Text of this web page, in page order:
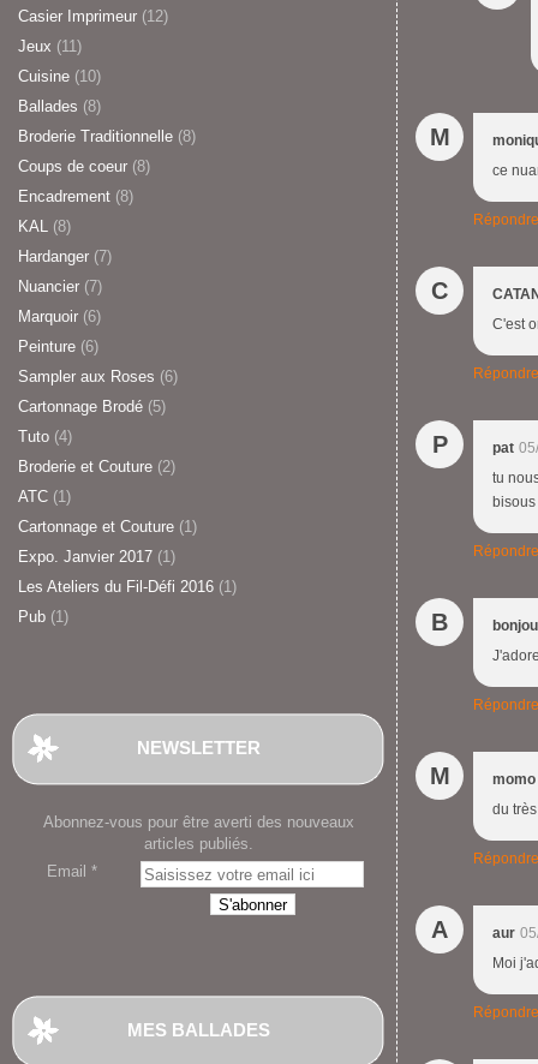
Casier Imprimeur (12)
Jeux (11)
Cuisine (10)
Ballades (8)
Broderie Traditionnelle (8)
Coups de coeur (8)
Encadrement (8)
KAL (8)
Hardanger (7)
Nuancier (7)
Marquoir (6)
Peinture (6)
Sampler aux Roses (6)
Cartonnage Brodé (5)
Tuto (4)
Broderie et Couture (2)
ATC (1)
Cartonnage et Couture (1)
Expo. Janvier 2017 (1)
Les Ateliers du Fil-Défi 2016 (1)
Pub (1)
NEWSLETTER
Abonnez-vous pour être averti des nouveaux
articles publiés.
Email
MES BALLADES
M
ce
Répondre
C
C'est
Répondre
P pat
tu
Répondre
B
Répondre
M
momo
du
Répondre
A aur
Moi
Répondre